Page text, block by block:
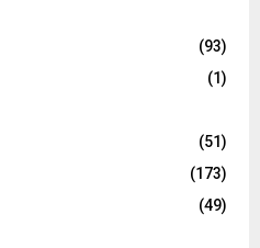
(93)
(1)
(51)
(173)
(49)